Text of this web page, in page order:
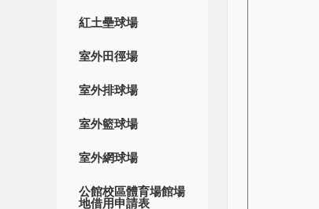
紅土壘球場
室外田徑場
室外排球場
室外籃球場
室外網球場
公館校區體育場館場
地借用申請表